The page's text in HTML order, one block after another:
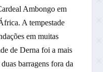
Ambongo em
A tempestade
em muitas
de Derna foi a mais
barragens fora da